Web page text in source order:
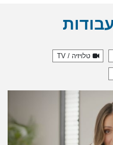
טלויזיה / TV